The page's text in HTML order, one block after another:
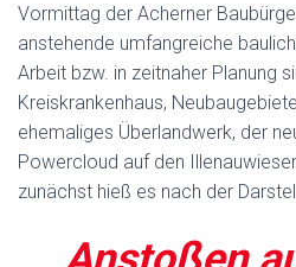
Vormittag der Acherner
anstehende umfangreiche
Arbeit bzw. in zeitnaher Planung
Kreiskrankenhaus,
ehemaliges Überlandwerk, der
Powercloud auf den
zunächst hieß es nach der